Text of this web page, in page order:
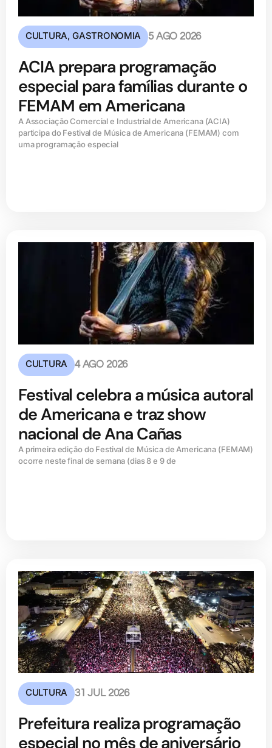
CULTURA,GASTRONOMIA 5 AGO 2026
ACIA prepara programação
especial para famílias durante o
FEMAM em Americana
A Associação Comercial e Industrial de Americana (ACIA)
participa do Festival de Música de Americana (FEMAM) com
uma programação especial
CULTURA 4 AGO 2026
Festival celebra a música autoral
de Americana e traz show
nacional de Ana Cañas
A primeira edição do Festival de Música de Americana (FEMAM)
ocorre neste final de semana (dias 8 e 9 de
CULTURA 31 JUL 2026
Prefeitura realiza programação
especial no mês de aniversário